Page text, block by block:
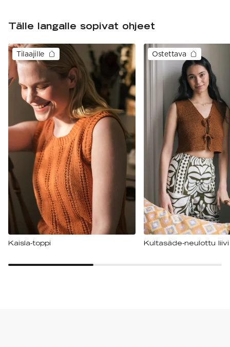
Tälle langalle sopivat ohjeet
Tilaajille
Kaisla-toppi
Ostettava
Kultasäde-neulottu liivi